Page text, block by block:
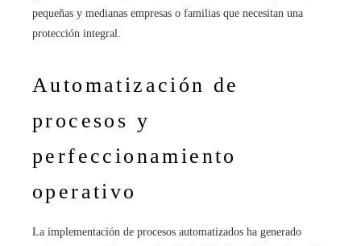
pequeñas y medianas empresas o familias que necesitan una
protección integral.
Automatización de
procesos y
perfeccionamiento
operativo
La implementación de procesos automatizados ha generado